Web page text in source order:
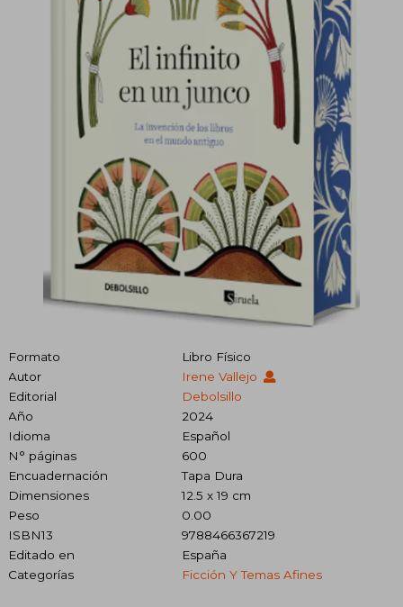
Formato
Libro Físico
Autor
Irene Vallejo
Editorial
Debolsillo
Año
2024
Idioma
Español
N° páginas
600
Encuadernación
Tapa Dura
Dimensiones
12.5 x 19 cm
Peso
0.00
ISBN13
9788466367219
Editado en
España
Categorías
Ficción Y Temas Afines